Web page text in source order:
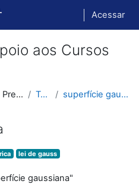
Acessar
aos Cursos
Moodle UFSC - Presencial Tags superfície gaussiana
lei de gauss
gaussiana"